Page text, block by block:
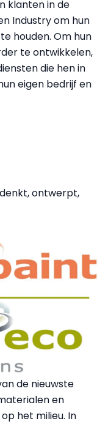
klanten in de
Industry om hun
houden. Om hun
te ontwikkelen,
die hen in
eigen bedrijf en
ontwerpt,
de nieuwste
en
het milieu. In